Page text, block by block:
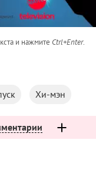
и нажмите Ctrl+Enter.
Хи-мэн